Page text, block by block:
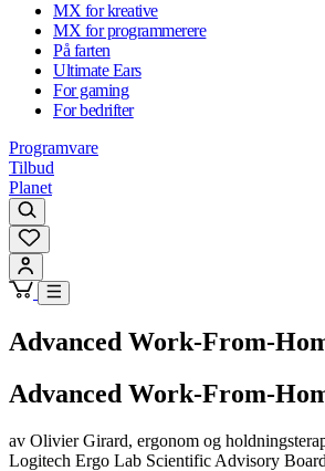
MX for kreative
MX for programmerere
På farten
Ultimate Ears
For gaming
For bedrifter
Programvare
Tilbud
Planet
Advanced Work-From-
Advanced Work-From-
av Olivier Girard, ergonom og
Logitech Ergo Lab Scientific Advisory Board